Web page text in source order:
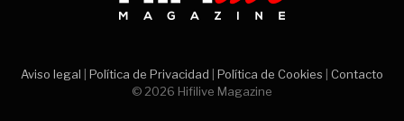
Aviso legal Política de Privacidad Política de Cookies
Contacto
© 2026 Hifilive Magazine